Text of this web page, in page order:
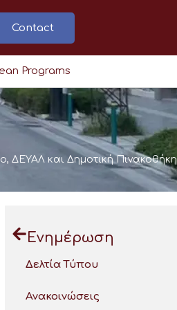
Contact
Programs
ΔΕΥΑΛ και Δημοτική Πινακοθήκη
Ενημέρωση
Δελτία Τύπου
Ανακοινώσεις